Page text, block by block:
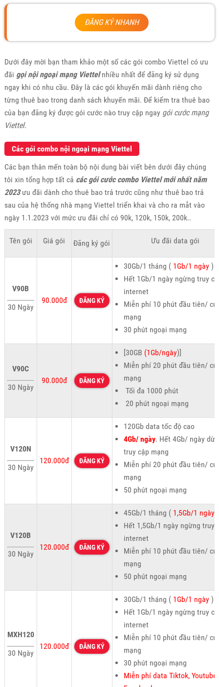
ĐĂNG KÝ NHANH
Dưới đây mời bạn tham khảo một số các gói combo Viettel có ưu
đãi gọi nội ngoại mạng Viettelnhiều nhất để đăng ký sử dụng
ngay khi có nhu cầu. Đây là các gói khuyến mãi dành riêng cho
từng thuê bao trong danh sách khuyến mãi. Để kiểm tra thuê bao
của bạn đăng ký được gói cước nào truy cập ngay gói cước mạng
Viettel.
Các gói combo nội ngoại mạng Viettel
Các bạn thân mến toàn bộ nội dung bài viết bên dưới đây chúng
tôi xin tổng hợp tất cả các gói cước combo Viettel mới nhất năm
2023ưu đãi dành cho thuê bao trả trước cũng như thuê bao trả
sau của hệ thống nhà mạng Viettel triển khai và cho ra mắt vào
ngày 1.1.2023 với mức ưu đãi chỉ có 90k, 120k, 150k, 200k..
Tên gói Giá gói Đăng ký gói Ưu đãi data gói
V90B
30 Ngày
90.000đ ĐĂNG KÝ
30Gb/1 tháng ( 1Gb/1 ngày)
Hết 1Gb/1 ngày ngừng truy
internet
Miễn phí 10 phút đầu tiên/
mạng
30 phút ngoại mạng
V90C
30 Ngày
90.000đ ĐĂNG KÝ
[30GB (1Gb/ngày)]
Miễn phí 20 phút đầu tiên/
mạng
Tối đa 1000 phút
20 phút ngoại mạng
V120N
30 Ngày
120.000đ ĐĂNG KÝ
120Gb data tốc độ cao
4Gb/ ngày. Hết 4Gb/ ngày
truy cập mạng
Miễn phí 20 phút đầu tiên/
mạng
50 phút ngoại mạng
V120B
30 Ngày
120.000đ ĐĂNG KÝ
45Gb/1 tháng ( 1,5Gb/1 ngày)
Hết 1,5Gb/1 ngày ngừng truy
internet
Miễn phí 10 phút đầu tiên/
mạng
50 phút ngoại mạng
MXH120
30 Ngày
120.000đ ĐĂNG KÝ
30Gb/1 tháng ( 1Gb/1 ngày)
Hết 1Gb/1 ngày ngừng truy
internet
Miễn phí 10 phút đầu tiên/
mạng
30 phút ngoại mạng
Miễn phí data Tiktok, Youtube,